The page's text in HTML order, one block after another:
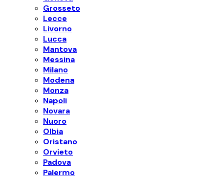
Grosseto
Lecce
Livorno
Lucca
Mantova
Messina
Milano
Modena
Monza
Napoli
Novara
Nuoro
Olbia
Oristano
Orvieto
Padova
Palermo